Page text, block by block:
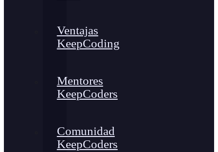
Ventajas
KeepCoding
Mentores
KeepCoders
Comunidad
KeepCoders